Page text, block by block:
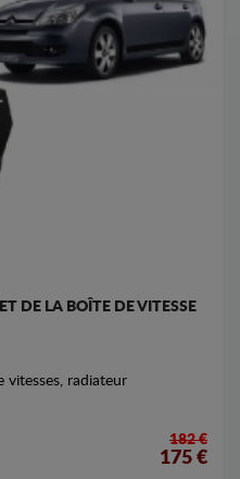
DE LA BOÎTE DE VITESSE
vitesses, radiateur
182 €
175 €